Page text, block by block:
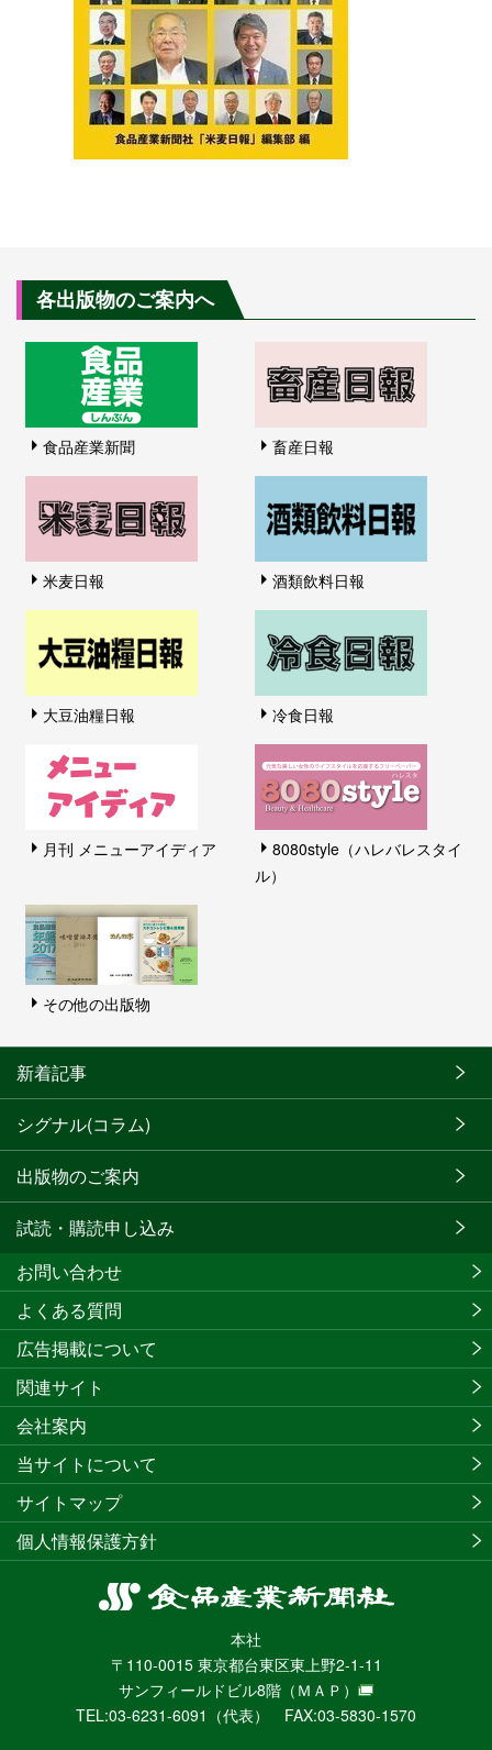
各出版物のご案内へ
食品産業新聞 畜産日報
米麦日報 酒類飲料日報
大豆油糧日報 冷食日報
月刊 メニューアイディア
8080style（ハレバレスタイ
ル）
その他の出版物
新着記事
シグナル(コラム)
出版物のご案内
試読・購読申し込み
食
産
業
新
聞
本社
〒110-0015 東京都台東区東上野2-1-11
サンフィールドビル8階 （ＭＡＰ）
TEL:03-6231-6091（代表） FAX:03-5830-1570
お問い合わせ
よくある質問
広告掲載について
関連サイト
会社案内
当サイトについて
サイトマップ
個人情報保護方針